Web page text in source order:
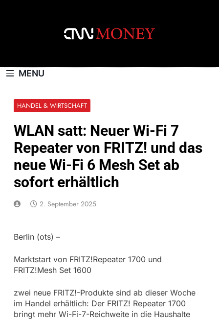
MENU
HANDEL & WIRTSCHAFT
WLAN satt: Neuer Wi-Fi 7
Repeater von FRITZ! und das
neue Wi-Fi 6 Mesh Set ab
sofort erhältlich
2. September 2025
Berlin (ots) –
Marktstart von FRITZ!Repeater 1700 und
FRITZ!Mesh Set 1600
zwei neue FRITZ!-Produkte sind ab dieser Woche
im Handel erhältlich: Der FRITZ! Repeater 1700
bringt mehr Wi-Fi-7-Reichweite in die Haushalte